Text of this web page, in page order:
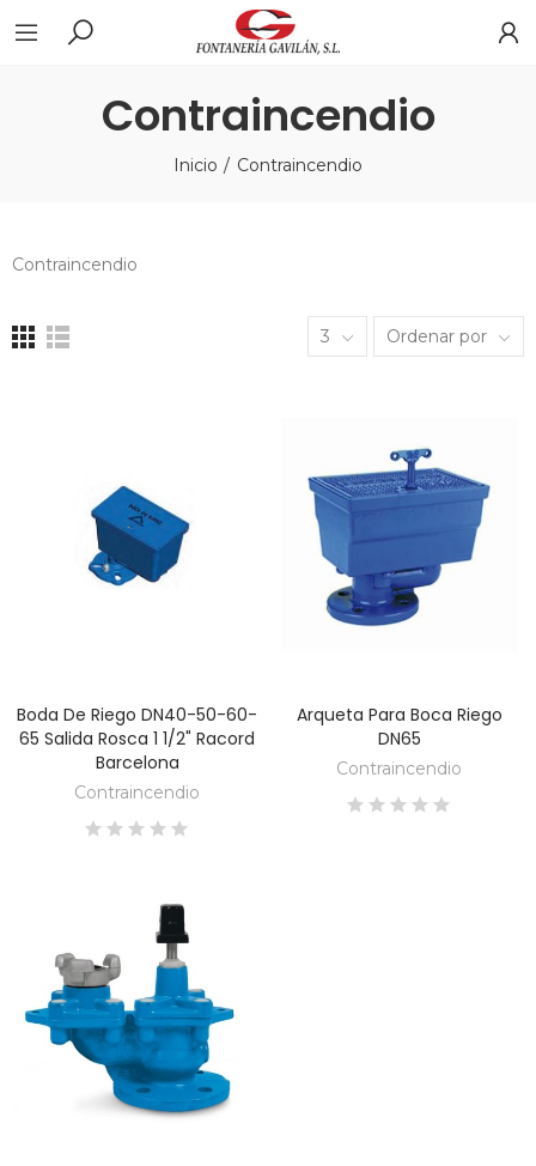
Contraincendio
Inicio Contraincendio
Contraincendio
3 Ordenar por
DESCUBRE
Boda De Riego DN40-50-60-
65 Salida Rosca 1 1/2" Racord
Barcelona
Contraincendio
DESCUBRE
Arqueta Para Boca Riego
DN65
Contraincendio